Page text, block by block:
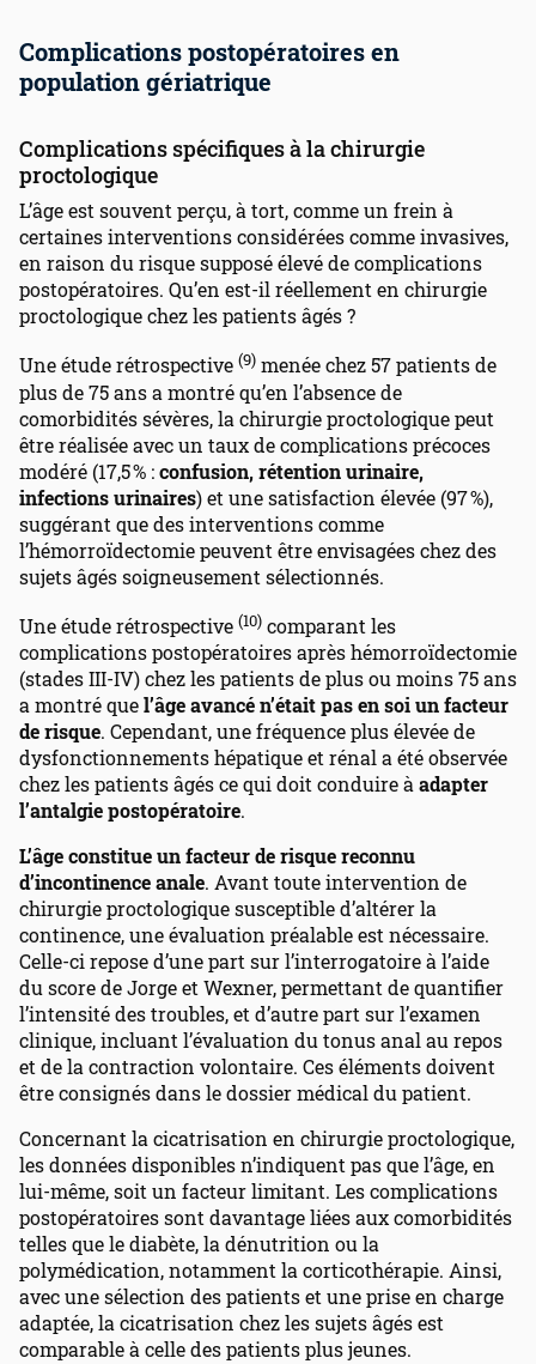
Complications postopératoires en
population gériatrique
Complications spécifiques à la chirurgie
proctologique
L’âge est souvent perçu, à tort, comme un frein à
certaines interventions considérées comme invasives,
en raison du risque supposé élevé de complications
postopératoires. Qu’en est-il réellement en chirurgie
proctologique chez les patients âgés ?
Une étude rétrospective (9) menée chez 57 patients de
plus de 75 ans a montré qu’en l’absence de
comorbidités sévères, la chirurgie proctologique peut
être réalisée avec un taux de complications précoces
modéré (17,5 % :confusion, rétention urinaire,
infections urinaires) et une satisfaction élevée (97 %),
suggérant que des interventions comme
l’hémorroïdectomie peuvent être envisagées chez des
sujets âgés soigneusement sélectionnés.
Une étude rétrospective (10) comparant les
complications postopératoires après hémorroïdectomie
(stades III-IV) chez les patients de plus ou moins 75 ans
a montré quel’âge avancé n’était pas en soi un facteur
de risque. Cependant, une fréquence plus élevée de
dysfonctionnements hépatique et rénal a été observée
chez les patients âgés ce qui doit conduire à adapter
l’antalgie postopératoire.
L’âge constitue un facteur de risque reconnu
d’incontinence anale. Avant toute intervention de
chirurgie proctologique susceptible d’altérer la
continence, une évaluation préalable est nécessaire.
Celle-ci repose d’une part sur l’interrogatoire à l’aide
du score de Jorge et Wexner, permettant de quantifier
l’intensité des troubles, et d’autre part sur l’examen
clinique, incluant l’évaluation du tonus anal au repos
et de la contraction volontaire. Ces éléments doivent
être consignés dans le dossier médical du patient.
Concernant la cicatrisation en chirurgie proctologique,
les données disponibles n’indiquent pas que l’âge, en
lui-même, soit un facteur limitant. Les complications
postopératoires sont davantage liées aux comorbidités
telles que le diabète, la dénutrition ou la
polymédication, notamment la corticothérapie. Ainsi,
avec une sélection des patients et une prise en charge
adaptée, la cicatrisation chez les sujets âgés est
comparable à celle des patients plus jeunes.